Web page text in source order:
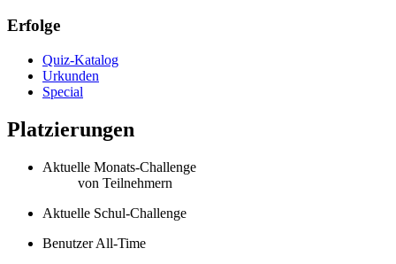
Erfolge
Quiz-Katalog
Urkunden
Special
Platzierungen
Aktuelle Monats-Challenge
von Teilnehmern
Aktuelle Schul-Challenge
Benutzer All-Time